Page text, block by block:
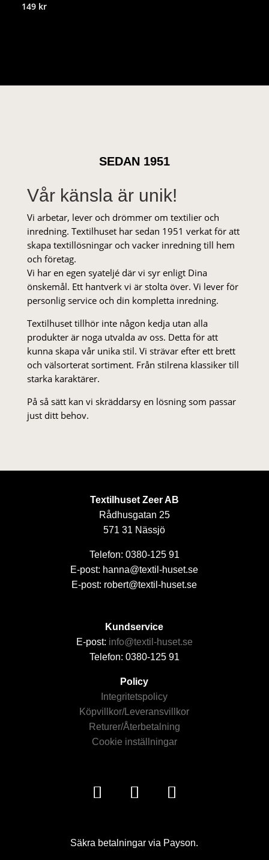
149 kr
SEDAN 1951
Vår känsla är unik!
Vi arbetar, lever och drömmer om textilier och
inredning. Textilhuset har sedan 1951 verkat för att
skapa textillösningar och vacker inredning till hem
och företag.
Vi har en egen syateljé där vi syr enligt Dina
önskemål. Ett hantverk vi är stolta över. Vi lever för
personlig service och din kompletta inredning.
Textilhuset tillhör inte någon kedja utan alla
produkter är noga utvalda av oss. Detta för att
kunna skapa vår unika stil. Vi strä­var efter ett brett
och välsorterat sor­ti­ment. Från stil­rena klas­siker till
starka karaktärer.
På så sätt kan vi skräddarsy en lösning som passar
just ditt behov.
Textilhuset Zeer AB
Rådhusgatan 25
571 31 Nässjö
Telefon: 0380-125 91
E-post: hanna@textil-huset.se
E-post: robert@textil-huset.se
Kundservice
E-post: info@textil-huset.se
Telefon: 0380-125 91
Policy
Integritetspolicy
Köpvillkor/Leveransvillkor
Returer/Återbetalning
Cookie inställningar
Säkra betalningar via Payson.